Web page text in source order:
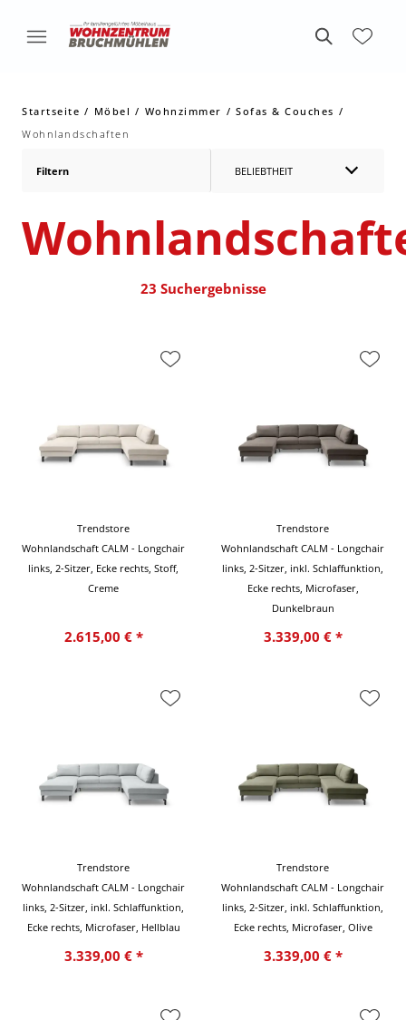
Startseite Möbel Wohnzimmer
Sofas & Couches
Wohnlandschaften
Filtern BELIEBTHEIT
23 Suchergebnisse
Trendstore
Wohnlandschaft CALM - Longchair
links, 2-Sitzer, Ecke rechts, Stoff,
Creme
2.615,00 € *
Trendstore
Wohnlandschaft CALM - Longchair
links, 2-Sitzer, inkl. Schlaffunktion,
Ecke rechts, Microfaser,
Dunkelbraun
3.339,00 € *
Trendstore
Wohnlandschaft CALM - Longchair
links, 2-Sitzer, inkl. Schlaffunktion,
Ecke rechts, Microfaser, Hellblau
3.339,00 € *
Trendstore
Wohnlandschaft CALM - Longchair
links, 2-Sitzer, inkl. Schlaffunktion,
Ecke rechts, Microfaser, Olive
3.339,00 € *